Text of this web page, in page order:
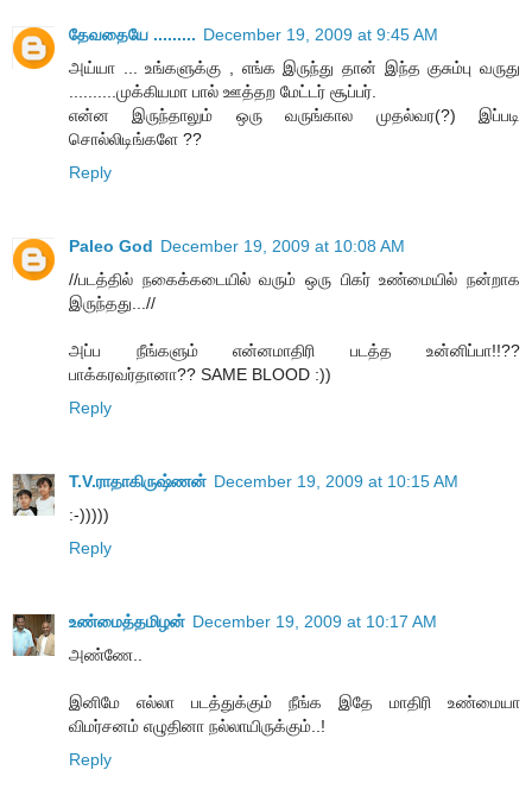
தேவதையே ......... December 19, 2009 at 9:45 AM
அய்யா ... உங்களுக்கு , எங்க இருந்து தான் இந்த குசும்பு வருது
..........முக்கியமா பால் ஊத்தற மேட்டர் சூப்பர்.
என்ன இருந்தாலும் ஒரு வருங்கால முதல்வர(?) இப்படி
சொல்லிடிங்களே ??
Reply
Paleo God December 19, 2009 at 10:08 AM
//படத்தில் நகைக்கடையில் வரும் ஒரு பிகர் உண்மையில் நன்றாக
இருந்தது...//
அப்ப நீங்களும் என்னமாதிரி படத்த உன்னிப்பா!!??
பாக்கரவர்தானா?? SAME BLOOD :))
Reply
T.V.ராதாகிருஷ்ணன் December 19, 2009 at 10:15 AM
:-)))))
Reply
உண்மைத்தமிழன் December 19, 2009 at 10:17 AM
அண்ணே..
இனிமே எல்லா படத்துக்கும் நீங்க இதே மாதிரி உண்மையா
விமர்சனம் எழுதினா நல்லாயிருக்கும்..!
Reply